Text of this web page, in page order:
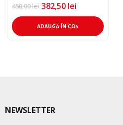
450,00lei
Prețul
inițial
a
fost:
450,00 lei.
382,50 lei
Prețul
curent
este:
382,50 lei.
ADAUGĂ ÎN COȘ
NEWSLETTER